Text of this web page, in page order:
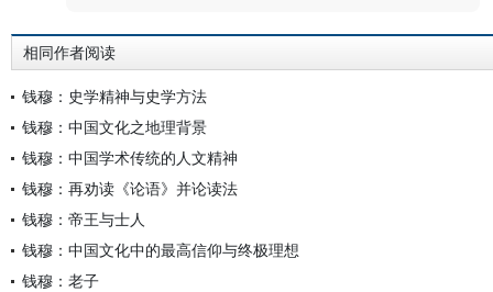
相同作者阅读
钱穆：史学精神与史学方法
钱穆：中国文化之地理背景
钱穆：中国学术传统的人文精神
钱穆：再劝读《论语》并论读法
钱穆：帝王与士人
钱穆：中国文化中的最高信仰与终极理想
钱穆：老子